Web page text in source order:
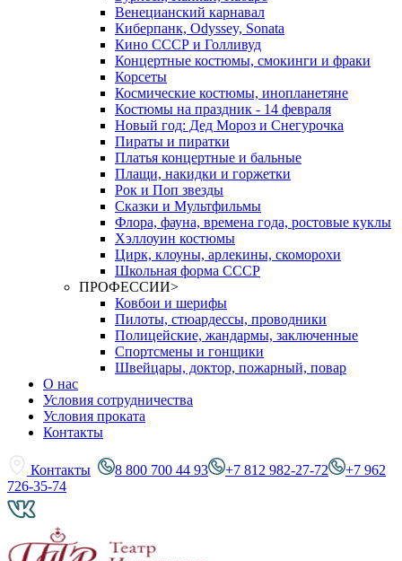
Венецианский карнавал
Киберпанк, Odyssey, Sonata
Кино СССР и Голливуд
Концертные костюмы, смокинги и фраки
Корсеты
Космические костюмы, инопланетяне
Костюмы на праздник - 14 февраля
Новый год: Дед Мороз и Снегурочка
Пираты и пиратки
Платья концертные и бальные
Плащи, накидки и горжетки
Рок и Поп звезды
Сказки и Мультфильмы
Флора, фауна, времена года, ростовые куклы
Хэллоуин костюмы
Цирк, клоуны, арлекины, скоморохи
Школьная форма СССР
ПРОФЕССИИ>
Ковбои и шерифы
Пилоты, стюардессы, проводники
Полицейские, жандармы, заключенные
Спортсмены и гонщики
Швейцары, доктор, пожарный, повар
О нас
Условия сотрудничества
Условия проката
Контакты
Контакты 8 800 700 44 93 +7 812 982-27-72
+7 962
726-35-74